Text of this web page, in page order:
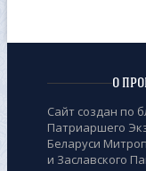
О
Сайт создан по
Патриаршего
Беларуси
и Заславского